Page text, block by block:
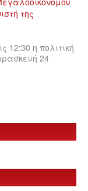
12:30 η πολιτική
24